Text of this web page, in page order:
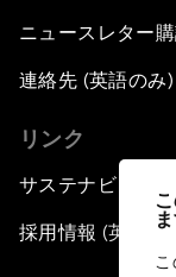
ニュースレター
連絡先 (英語のみ)
リンク
サステナビリティ
採用情報 (英語の